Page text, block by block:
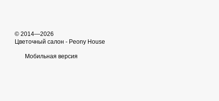
© 2014—2026
Цветочный салон - Peony House
Мобильная версия